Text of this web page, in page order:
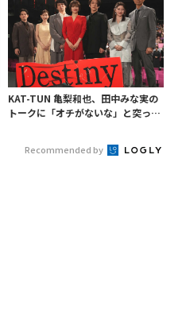
KAT-TUN 亀梨和也、田中みな実の
トークに「オチがないな」と突っ込
Recommended by